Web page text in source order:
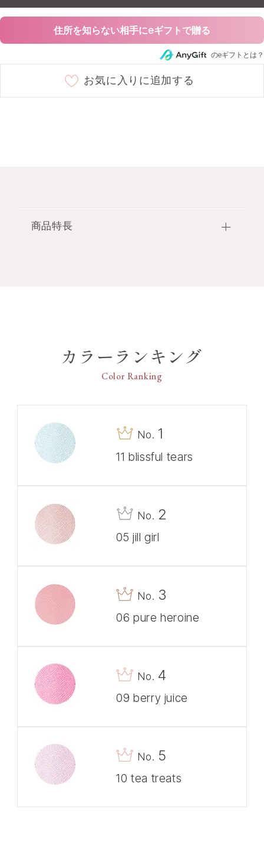
10 tea treats
住所を知らない相手にeギフトで贈る
のeギフトとは？
お気に入りに追加する
商品特長
クトし、安心して持ち運べる専用ケースに3つの新
色が登場。香りに合わせたり、気分や季節で変える
など自由なコーディネイトを楽しめる6色展開で
【デザイン】
●エンブレムチャームが可憐に揺れるJILL STUARTら
しいデザインです。
幸せの涙をイメージしたピュアブルー
カラーランキング
Color Ranking
No. 1
11 blissful tears
No. 2
05 jill girl
No. 3
06 pure heroine
No. 4
09 berry juice
No. 5
10 tea treats